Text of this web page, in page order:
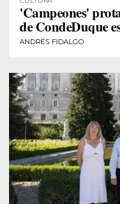
'Campeones'
de CondeDuque
ANDRÉS FIDALGO